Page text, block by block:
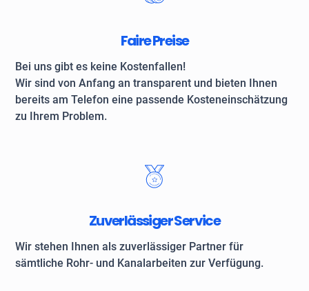
Faire Preise
Bei uns gibt es keine Kostenfallen!
Wir sind von Anfang an transparent und bieten Ihnen
bereits am Telefon eine passende Kosteneinschätzung
zu Ihrem Problem.
Zuverlässiger Service
Wir stehen Ihnen als zuverlässiger Partner für
sämtliche Rohr- und Kanalarbeiten zur Verfügung.